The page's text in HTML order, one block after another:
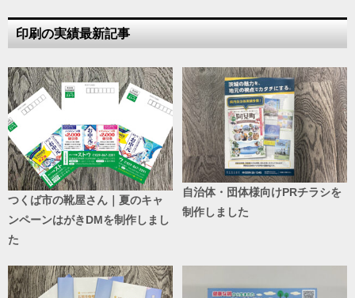
印刷の実績最新記事
つくば市の靴屋さん｜夏のキャ
ンペーンはがきDMを制作しまし
た
自治体・団体様向けPRチラシを
制作しました